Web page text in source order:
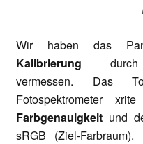
Wir haben das
Kalibrierung durch
vermessen. Das
Fotospektrometer
Farbgenauigkeit und
sRGB (Ziel-